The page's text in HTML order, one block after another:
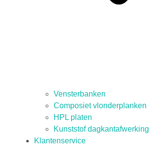
Vensterbanken
Composiet vlonderplanken
HPL platen
Kunststof dagkantafwerking
Klantenservice